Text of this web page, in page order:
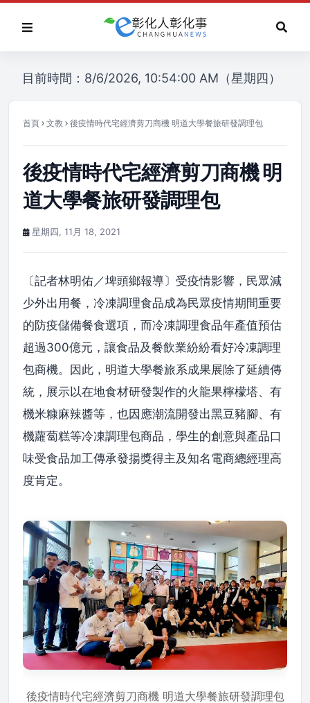
目前時間：8/6/2026, 10:54:00 AM（星期四）
首頁 文教 後疫情時代宅經濟剪刀商機 明道大學餐旅研發調理包
後疫情時代宅經濟剪刀商機 明
道大學餐旅研發調理包
星期四, 11月 18, 2021
〔記者林明佑／埤頭鄉報導〕受疫情影響，民眾減
少外出用餐，冷凍調理食品成為民眾疫情期間重要
的防疫儲備餐食選項，而冷凍調理食品年產值預估
超過300億元，讓食品及餐飲業紛紛看好冷凍調理
包商機。因此，明道大學餐旅系成果展除了延續傳
統，展示以在地食材研發製作的火龍果檸檬塔、有
機米糠麻辣醬等，也因應潮流開發出黑豆豬腳、有
機蘿蔔糕等冷凍調理包商品，學生的創意與產品口
味受食品加工傳承發揚獎得主及知名電商總經理高
度肯定。
後疫情時代宅經濟剪刀商機 明道大學餐旅研發調理包